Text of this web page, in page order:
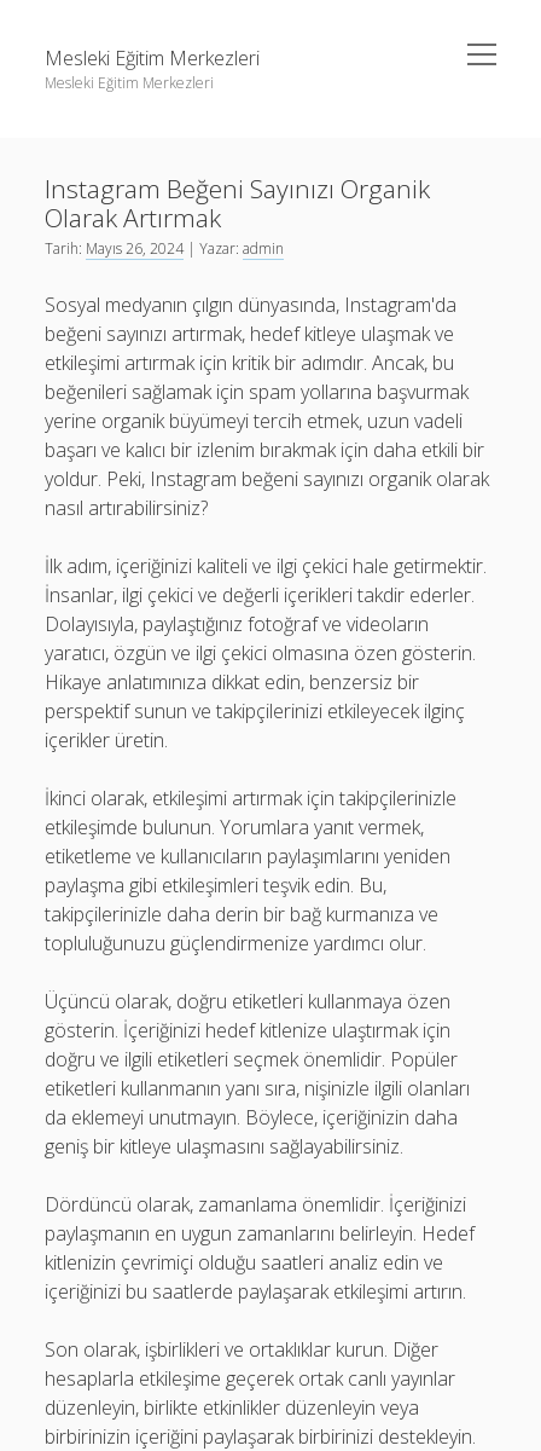
Mesleki Eğitim Merkezleri
Mesleki Eğitim Merkezleri
menüyü
aç
Liste
Sayfa Listesi
Twitter Gizli Hesaba Nasıl Bakılır
Igtv Yorum Yükseltme Hilesi
Sayfa Listesi
Threads Beğeni Arttırma
Twitter Gizli Hesaba Nasıl Bakılır
Instagram Beğeni Sayınızı Organik
Olarak Artırmak
Tarih: Mayıs 26, 2024| Yazar:admin
Sosyal medyanın çılgın dünyasında, Instagram'da
beğeni sayınızı artırmak, hedef kitleye ulaşmak ve
etkileşimi artırmak için kritik bir adımdır. Ancak, bu
beğenileri sağlamak için spam yollarına başvurmak
yerine organik büyümeyi tercih etmek, uzun vadeli
başarı ve kalıcı bir izlenim bırakmak için daha etkili bir
yoldur. Peki, Instagram beğeni sayınızı organik olarak
nasıl artırabilirsiniz?
İlk adım, içeriğinizi kaliteli ve ilgi çekici hale getirmektir.
İnsanlar, ilgi çekici ve değerli içerikleri takdir ederler.
Dolayısıyla, paylaştığınız fotoğraf ve videoların
yaratıcı, özgün ve ilgi çekici olmasına özen gösterin.
Hikaye anlatımınıza dikkat edin, benzersiz bir
perspektif sunun ve takipçilerinizi etkileyecek ilginç
içerikler üretin.
İkinci olarak, etkileşimi artırmak için takipçilerinizle
etkileşimde bulunun. Yorumlara yanıt vermek,
etiketleme ve kullanıcıların paylaşımlarını yeniden
paylaşma gibi etkileşimleri teşvik edin. Bu,
takipçilerinizle daha derin bir bağ kurmanıza ve
topluluğunuzu güçlendirmenize yardımcı olur.
Üçüncü olarak, doğru etiketleri kullanmaya özen
gösterin. İçeriğinizi hedef kitlenize ulaştırmak için
doğru ve ilgili etiketleri seçmek önemlidir. Popüler
etiketleri kullanmanın yanı sıra, nişinizle ilgili olanları
da eklemeyi unutmayın. Böylece, içeriğinizin daha
geniş bir kitleye ulaşmasını sağlayabilirsiniz.
Dördüncü olarak, zamanlama önemlidir. İçeriğinizi
paylaşmanın en uygun zamanlarını belirleyin. Hedef
kitlenizin çevrimiçi olduğu saatleri analiz edin ve
içeriğinizi bu saatlerde paylaşarak etkileşimi artırın.
Son olarak, işbirlikleri ve ortaklıklar kurun. Diğer
hesaplarla etkileşime geçerek ortak canlı yayınlar
düzenleyin, birlikte etkinlikler düzenleyin veya
birbirinizin içeriğini paylaşarak birbirinizi destekleyin.